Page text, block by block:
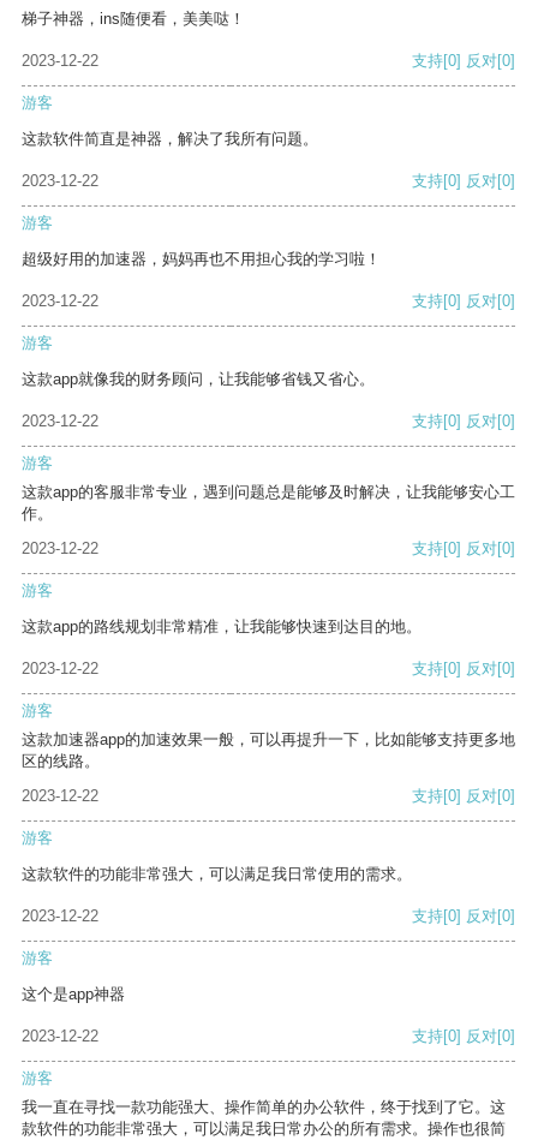
梯子神器，ins随便看，美美哒！
2023-12-22 支持[0] 反对[0]
游客
这款软件简直是神器，解决了我所有问题。
2023-12-22 支持[0] 反对[0]
游客
超级好用的加速器，妈妈再也不用担心我的学习啦！
2023-12-22 支持[0] 反对[0]
游客
这款app就像我的财务顾问，让我能够省钱又省心。
2023-12-22 支持[0] 反对[0]
游客
这款app的客服非常专业，遇到问题总是能够及时解决，让我能够安心工
作。
2023-12-22
支持[0] 反对[0]
游客
这款app的路线规划非常精准，让我能够快速到达目的地。
2023-12-22 支持[0] 反对[0]
游客
这款加速器app的加速效果一般，可以再提升一下，比如能够支持更多地
区的线路。
2023-12-22
支持[0] 反对[0]
游客
这款软件的功能非常强大，可以满足我日常使用的需求。
2023-12-22 支持[0] 反对[0]
游客
这个是app神器
2023-12-22 支持[0] 反对[0]
游客
我一直在寻找一款功能强大、操作简单的办公软件，终于找到了它。这
款软件的功能非常强大，可以满足我日常办公的所有需求。操作也很简